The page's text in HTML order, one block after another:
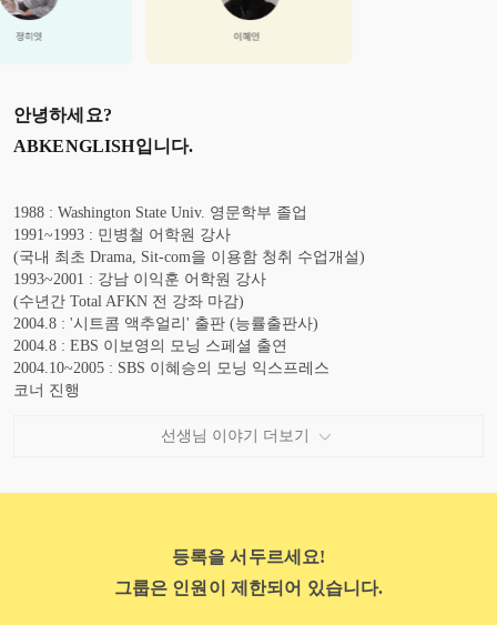
안녕하세요?
ABKENGLISH입니다.
1988 : Washington State Univ. 영문학부 졸업
1991~1993 : 민병철 어학원 강사
(국내 최초 Drama, Sit-com을 이용함 청취 수업개설)
1993~2001 : 강남 이익훈 어학원 강사
(수년간 Total AFKN 전 강좌 마감)
2004.8 : '시트콤 액추얼리' 출판 (능률출판사)
2004.8 : EBS 이보영의 모닝 스페셜 출연
2004.10~2005 : SBS 이혜승의 모닝 익스프레스
코너 진행
2005.2~7 : EBS 라디오 프로그램 '초보 탈출 English, Go! Go!'
2006.11~12 : SBS TV 영어 마을 옹알이 특강 강사
2007.01~현재 : YBM 생활영어 담당
2007.01~2007.06 : EBS English Go Go 옹알이 특강강사
선생님 이야기 더보기
등록을 서두르세요!
그룹은 인원이 제한되어 있습니다.